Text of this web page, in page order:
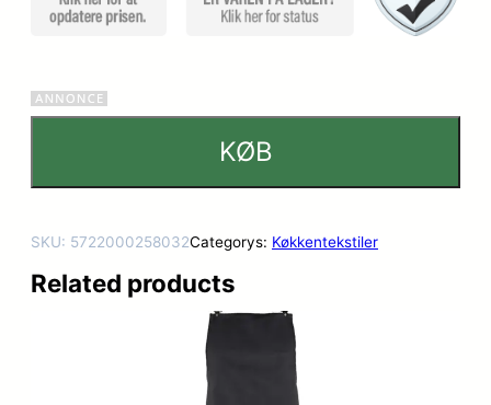
KØB
SKU: 5722000258032Categorys: Køkkentekstiler
Related products